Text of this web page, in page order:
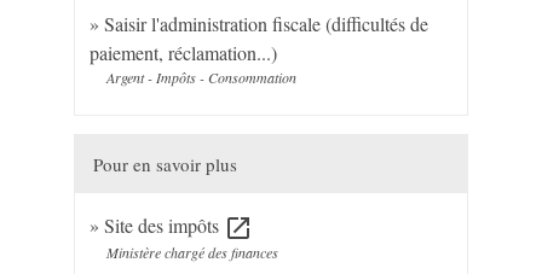
Saisir l'administration fiscale (difficultés de
paiement, réclamation...)
Argent - Impôts - Consommation
Pour en savoir plus
Site des impôts open_in_new
Ministère chargé des finances